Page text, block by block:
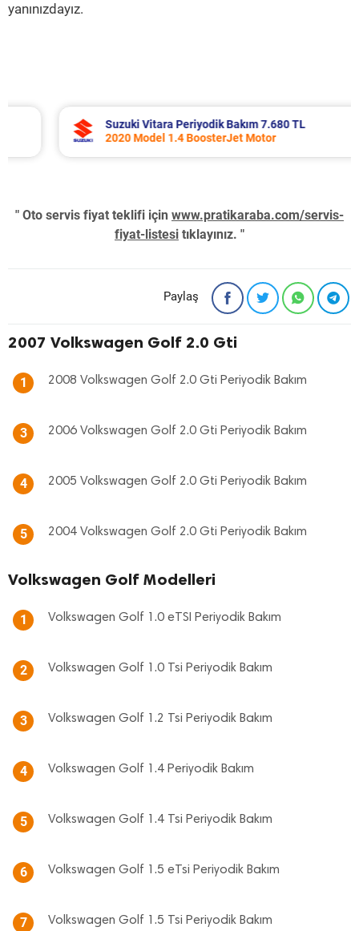
yanınızdayız.
Suzuki Vitara Periyodik Bakım 7.680 TL
2020 Model 1.4 BoosterJet Motor
" Oto servis fiyat teklifi için www.pratikaraba.com/servis-
fiyat-listesi tıklayınız. "
Paylaş
2007 Volkswagen Golf 2.0 Gti
1 2008 Volkswagen Golf 2.0 Gti Periyodik Bakım
3 2006 Volkswagen Golf 2.0 Gti Periyodik Bakım
4 2005 Volkswagen Golf 2.0 Gti Periyodik Bakım
5 2004 Volkswagen Golf 2.0 Gti Periyodik Bakım
Volkswagen Golf Modelleri
1 Volkswagen Golf 1.0 eTSI Periyodik Bakım
2 Volkswagen Golf 1.0 Tsi Periyodik Bakım
3 Volkswagen Golf 1.2 Tsi Periyodik Bakım
4 Volkswagen Golf 1.4 Periyodik Bakım
5 Volkswagen Golf 1.4 Tsi Periyodik Bakım
6 Volkswagen Golf 1.5 eTsi Periyodik Bakım
7 Volkswagen Golf 1.5 Tsi Periyodik Bakım